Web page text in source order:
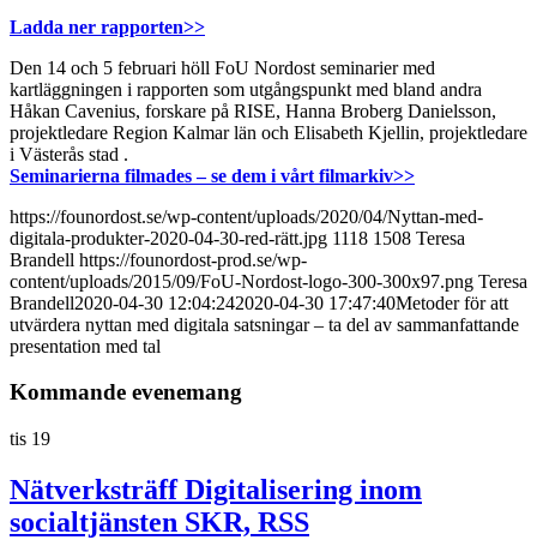
Ladda ner rapporten>>
Den 14 och 5 februari höll FoU Nordost seminarier med
kartläggningen i rapporten som utgångspunkt med bland andra
Håkan Cavenius, forskare på RISE, Hanna Broberg Danielsson,
projektledare Region Kalmar län och Elisabeth Kjellin, projektledare
i Västerås stad .
Seminarierna filmades – se dem i vårt filmarkiv>>
https://founordost.se/wp-content/uploads/2020/04/Nyttan-med-
digitala-produkter-2020-04-30-red-rätt.jpg 1118 1508 Teresa
Brandell https://founordost-prod.se/wp-
content/uploads/2015/09/FoU-Nordost-logo-300-300x97.png Teresa
Brandell2020-04-30 12:04:242020-04-30 17:47:40Metoder för att
utvärdera nyttan med digitala satsningar – ta del av sammanfattande
presentation med tal
Kommande evenemang
tis 19
Nätverksträff Digitalisering inom
socialtjänsten SKR, RSS